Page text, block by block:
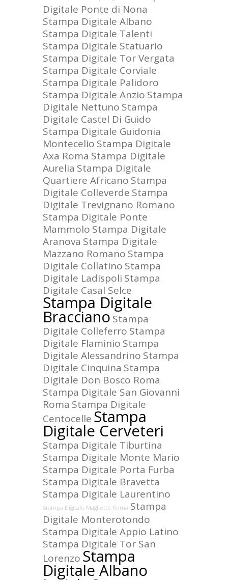
Digitale Ponte di Nona
Stampa Digitale Albano
Stampa Digitale Talenti
Stampa Digitale Statuario
Stampa Digitale Tor Vergata
Stampa Digitale Corviale
Stampa Digitale Palidoro
Stampa Digitale Anzio Stampa
Digitale Nettuno Stampa
Digitale Castel Di Guido
Stampa Digitale Guidonia
Montecelio Stampa Digitale
Axa Roma Stampa Digitale
Aurelia Stampa Digitale
Quartiere Africano Stampa
Digitale Colleverde Stampa
Digitale Trevignano Romano
Stampa Digitale Ponte
Mammolo Stampa Digitale
Aranova Stampa Digitale
Mazzano Romano Stampa
Digitale Collatino Stampa
Digitale Ladispoli Stampa
Digitale Casal Selce
Stampa Digitale
Bracciano Stampa
Digitale Colleferro Stampa
Digitale Flaminio Stampa
Digitale Alessandrino Stampa
Digitale Cinquina Stampa
Digitale Don Bosco Roma
Stampa Digitale San Giovanni
Roma Stampa Digitale
Centocelle Stampa
Digitale Cerveteri
Stampa Digitale Tiburtina
Stampa Digitale Monte Mario
Stampa Digitale Porta Furba
Stampa Digitale Bravetta
Stampa Digitale Laurentino
Stampa Digitale Magliette Roma Stampa
Digitale Monterotondo
Stampa Digitale Appio Latino
Stampa Digitale Tor San
Lorenzo Stampa
Digitale Albano